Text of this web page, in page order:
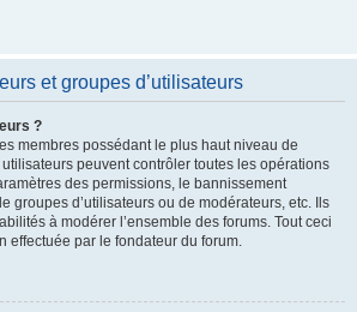
et groupes d’utilisateurs
?
membres possédant le plus haut niveau de
peuvent contrôler toutes les opérations
des permissions, le bannissement
groupes d’utilisateurs ou de modérateurs, etc. Ils
à modérer l’ensemble des forums. Tout ceci
effectuée par le fondateur du forum.